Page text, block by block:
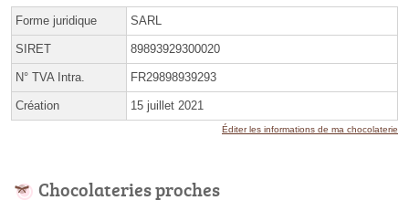
Forme juridique SARL
SIRET 89893929300020
N° TVA Intra. FR29898939293
Création 15 juillet 2021
Éditer les informations de ma chocolaterie
Chocolateries proches